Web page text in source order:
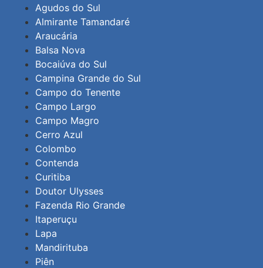
Agudos do Sul
Almirante Tamandaré
Araucária
Balsa Nova
Bocaiúva do Sul
Campina Grande do Sul
Campo do Tenente
Campo Largo
Campo Magro
Cerro Azul
Colombo
Contenda
Curitiba
Doutor Ulysses
Fazenda Rio Grande
Itaperuçu
Lapa
Mandirituba
Piên